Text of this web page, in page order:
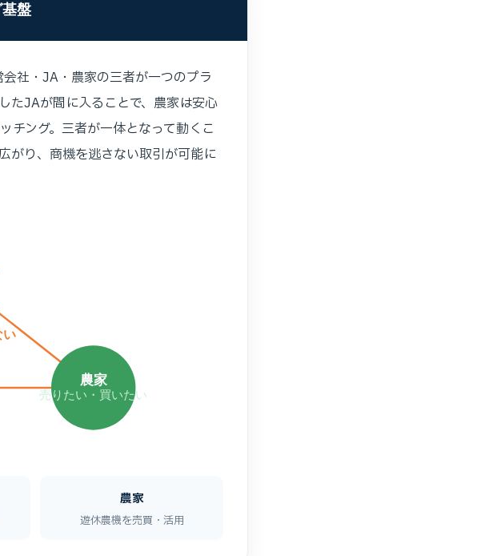
盤
社・JA・農家の三者が一つのプラ
たJAが間に入ることで、農家は安心
チング。三者が一体となって動くこ
がり、商機を逃さない取引が可能に
農家
売りたい・買いたい
い
農家
遊休農機を売買・活用